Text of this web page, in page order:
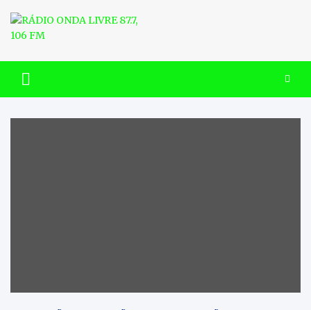
content
RÁDIO ONDA LIVRE 87.7, 106
FM